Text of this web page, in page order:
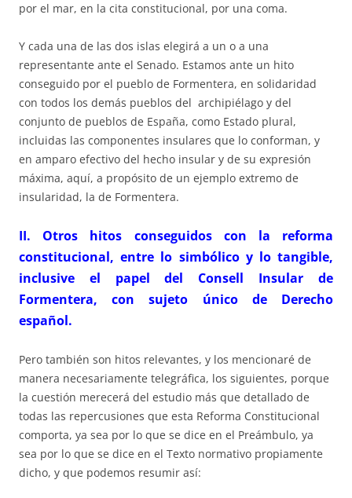
por el mar, en la cita constitucional, por una coma.
Y cada una de las dos islas elegirá a un o a una
representante ante el Senado. Estamos ante un hito
conseguido por el pueblo de Formentera, en solidaridad
con todos los demás pueblos del archipiélago y del
conjunto de pueblos de España, como Estado plural,
incluidas las componentes insulares que lo conforman, y
en amparo efectivo del hecho insular y de su expresión
máxima, aquí, a propósito de un ejemplo extremo de
insularidad, la de Formentera.
II. Otros hitos conseguidos con la reforma
constitucional, entre lo simbólico y lo tangible,
inclusive el papel del Consell Insular de
Formentera, con sujeto único de Derecho
español.
Pero también son hitos relevantes, y los mencionaré de
manera necesariamente telegráfica, los siguientes, porque
la cuestión merecerá del estudio más que detallado de
todas las repercusiones que esta Reforma Constitucional
comporta, ya sea por lo que se dice en el Preámbulo, ya
sea por lo que se dice en el Texto normativo propiamente
dicho, y que podemos resumir así: